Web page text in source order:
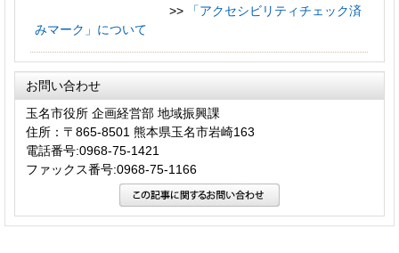
>>
「アクセシビリティチェック済
みマーク」について
お問い合わせ
玉名市役所 企画経営部 地域振興課
住所：〒865-8501 熊本県玉名市岩崎163
電話番号:0968-75-1421
ファックス番号:0968-75-1166